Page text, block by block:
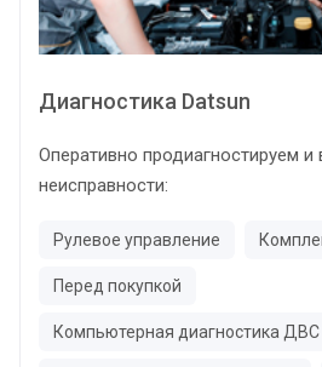
Диагностика Datsun
Оперативно продиагностируем и
неисправности:
Рулевое управление
Перед покупкой
Компьютерная диагностика ДВС